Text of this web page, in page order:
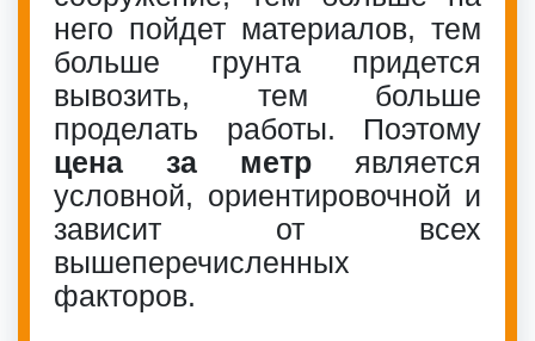
него пойдет материалов, тем
больше грунта придется
вывозить, тем больше
проделать работы. Поэтому
цена за метр является
условной, ориентировочной и
зависит от всех
вышеперечисленных
факторов.